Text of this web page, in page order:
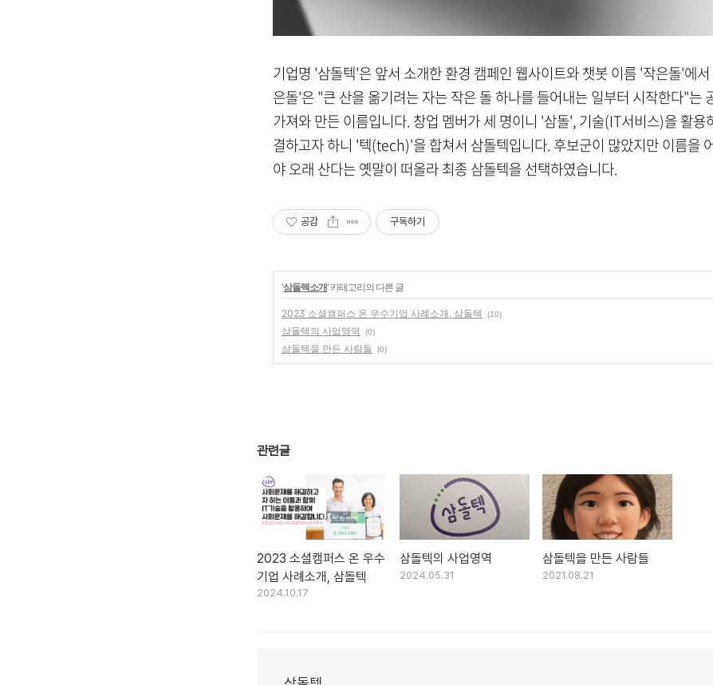
기업명 '삼돌텍'은 앞서 소개한 환경 캠페인 웹사이트와 챗봇 이름 '작은돌'에
은돌'은 "큰 산을 옮기려는 자는 작은 돌 하나를 들어내는 일부터 시작한다"는
가져와 만든 이름입니다. 창업 멤버가 세 명이니 '삼돌', 기술(IT서비스)을 활용
결하고자 하니 '텍(tech)'을 합쳐서 삼돌텍입니다. 후보군이 많았지만 이름을
야 오래 산다는 옛말이 떠올라 최종 삼돌텍을 선택하였습니다.
공감 구독하기
'삼돌텍소개' 카테고리의 다른 글
2023 소셜캠퍼스 온 우수기업 사례소개, 삼돌텍 (10)
삼돌텍의 사업영역 (0)
삼돌텍을 만든 사람들 (0)
관련글
2023 소셜캠퍼스 온 우수
기업 사례소개, 삼돌텍
2024.10.17
삼돌텍의 사업영역
2024.05.31
삼돌텍을 만든 사람들
2021.08.21